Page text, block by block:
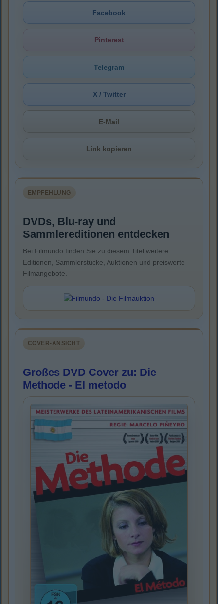
Facebook
Pinterest
Telegram
X / Twitter
E-Mail
Link kopieren
EMPFEHLUNG
DVDs, Blu-ray und
Sammlereditionen entdecken
Bei Filmundo finden Sie zu diesem Titel weitere
Editionen, Sammlerstücke, Auktionen und preiswerte
Filmangebote.
COVER-ANSICHT
Großes DVD Cover zu: Die
Methode - El metodo